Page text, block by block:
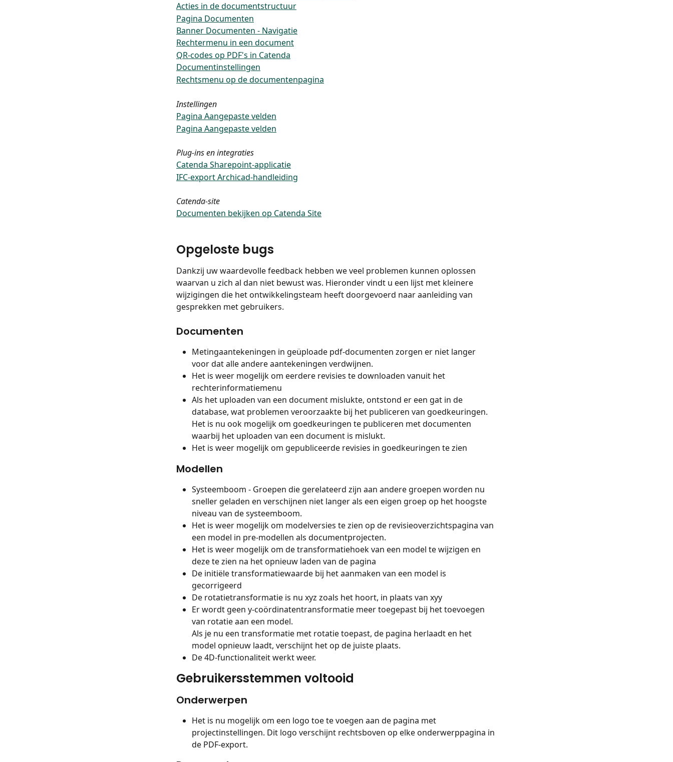
Acties in de documentstructuur
Pagina Documenten
Banner Documenten - Navigatie
Rechtermenu in een document
QR-codes op PDF's in Catenda
Documentinstellingen
Rechtsmenu op de documentenpagina
Instellingen
Pagina Aangepaste velden
Pagina Aangepaste velden
Plug-ins en integraties
Catenda Sharepoint-applicatie
IFC-export Archicad-handleiding
Catenda-site
Documenten bekijken op Catenda Site
Opgeloste bugs
Dankzij uw waardevolle feedback hebben we veel problemen kunnen oplossen
waarvan u zich al dan niet bewust was. Hieronder vindt u een lijst met kleinere
wijzigingen die het ontwikkelingsteam heeft doorgevoerd naar aanleiding van
gesprekken met gebruikers.
Documenten
Metingaantekeningen in geüploade pdf-documenten zorgen er niet langer
voor dat alle andere aantekeningen verdwijnen.
Het is weer mogelijk om eerdere revisies te downloaden vanuit het
rechterinformatiemenu
Als het uploaden van een document mislukte, ontstond er een gat in de
database, wat problemen veroorzaakte bij het publiceren van goedkeuringen.
Het is nu ook mogelijk om goedkeuringen te publiceren met documenten
waarbij het uploaden van een document is mislukt.
Het is weer mogelijk om gepubliceerde revisies in goedkeuringen te zien
Modellen
Systeemboom - Groepen die gerelateerd zijn aan andere groepen worden nu
sneller geladen en verschijnen niet langer als een eigen groep op het hoogste
niveau van de systeemboom.
Het is weer mogelijk om modelversies te zien op de revisieoverzichtspagina van
een model in pre-modellen als documentprojecten.
Het is weer mogelijk om de transformatiehoek van een model te wijzigen en
deze te zien na het opnieuw laden van de pagina
De initiële transformatiewaarde bij het aanmaken van een model is
gecorrigeerd
De rotatietransformatie is nu xyz zoals het hoort, in plaats van xyy
Er wordt geen y-coördinatentransformatie meer toegepast bij het toevoegen
van rotatie aan een model.
Als je nu een transformatie met rotatie toepast, de pagina herlaadt en het
model opnieuw laadt, verschijnt het op de juiste plaats.
De 4D-functionaliteit werkt weer.
Gebruikersstemmen voltooid
Onderwerpen
Het is nu mogelijk om een logo toe te voegen aan de pagina met
projectinstellingen. Dit logo verschijnt rechtsboven op elke onderwerppagina in
de PDF-export.